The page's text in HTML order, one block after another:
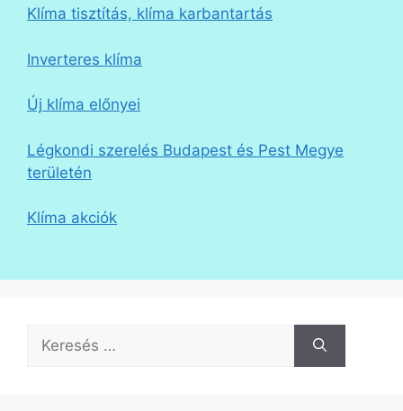
Klíma tisztítás, klíma karbantartás
Inverteres klíma
Új klíma előnyei
Légkondi szerelés Budapest és Pest Megye
területén
Klíma akciók
Keresés: